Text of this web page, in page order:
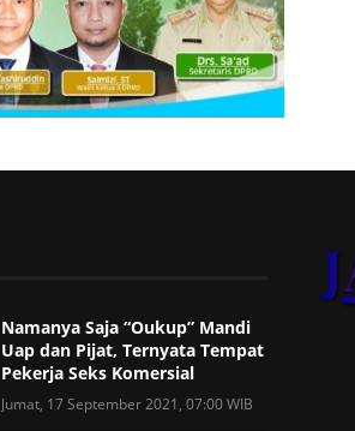
Namanya Saja “Oukup” Mandi
Uap dan Pijat, Ternyata Tempat
Pekerja Seks Komersial
Jumat, 17 September 2021, 07:00 WIB